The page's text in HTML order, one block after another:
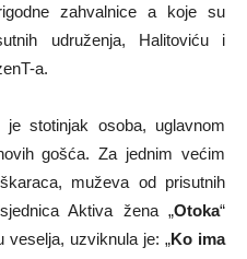
zahvalnice a koje su
udruženja, Halitoviću i
a.
stotinjak osoba, uglavnom
gošća. Za jednim većim
muževa od prisutnih
Aktiva žena „Otoka“
veselja, uzviknula je: „Ko ima